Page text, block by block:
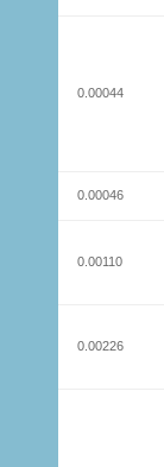
0.00044
0.00046
0.00110
0.00226